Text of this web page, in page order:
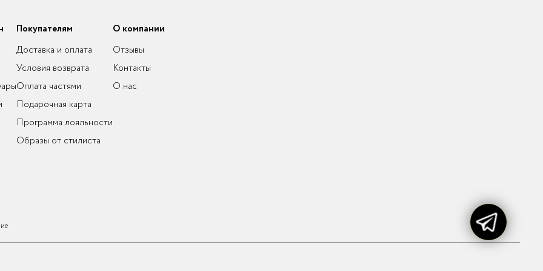
Покупателям
Доставка и оплата
Условия возврата
Оплата частями
Подарочная карта
Программа лояльности
Образы от стилиста
О компании
Отзывы
Контакты
О нас